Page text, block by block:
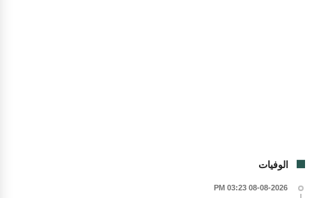
الوفيات
08-08-2026 03:23 PM